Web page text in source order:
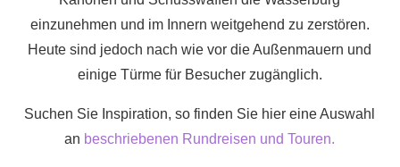
einzunehmen und im Innern weitgehend zu zerstören.
Heute sind jedoch nach wie vor die Außenmauern und
einige Türme für Besucher zugänglich.
Suchen Sie Inspiration, so finden Sie hier eine Auswahl
an beschriebenen Rundreisen und Touren.